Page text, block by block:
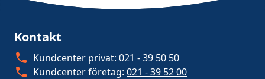
Kontakt
Kundcenter privat: 021 - 39 50 50
Kundcenter företag: 021 - 39 52 00